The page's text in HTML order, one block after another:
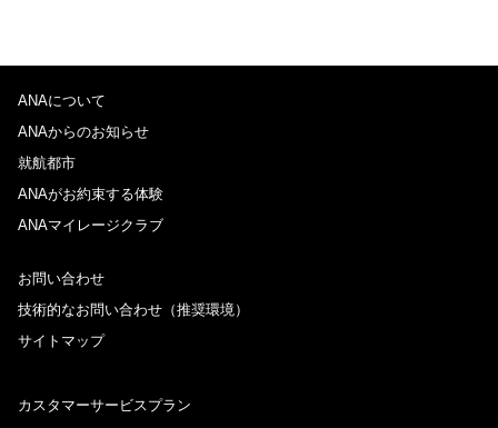
ANAについて
ANAからのお知らせ
就航都市
ANAがお約束する体験
ANAマイレージクラブ
お問い合わせ
技術的なお問い合わせ（推奨環境）
サイトマップ
カスタマーサービスプラン